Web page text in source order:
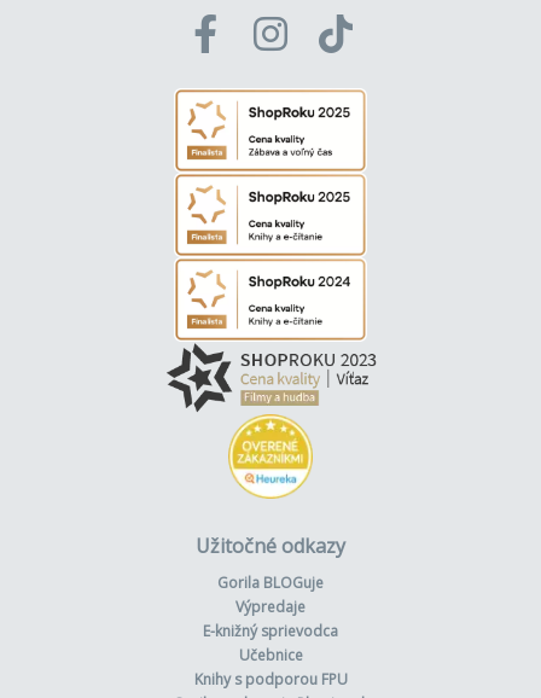
Užitočné odkazy
Gorila BLOGuje
Výpredaje
E-knižný sprievodca
Učebnice
Knihy s podporou FPU